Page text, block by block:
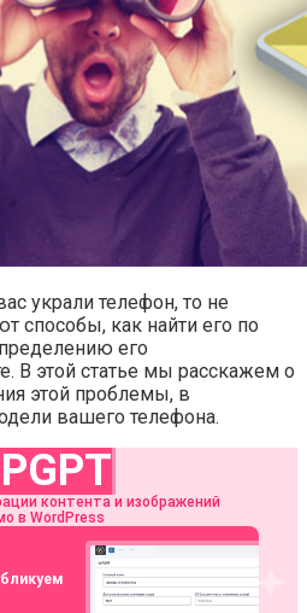
украли телефон, то не
способы, как найти его по
его
В этой статье мы расскажем о
этой проблемы, в
вашего телефона.